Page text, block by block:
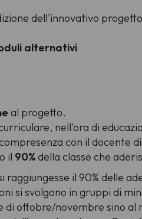
dell'innovativo
alternativi
al progetto.
nell'ora di
con il docente
il 90%della classe che
raggiungesse il 90% delle
si svolgono in gruppi di
ottobre/novembre sino